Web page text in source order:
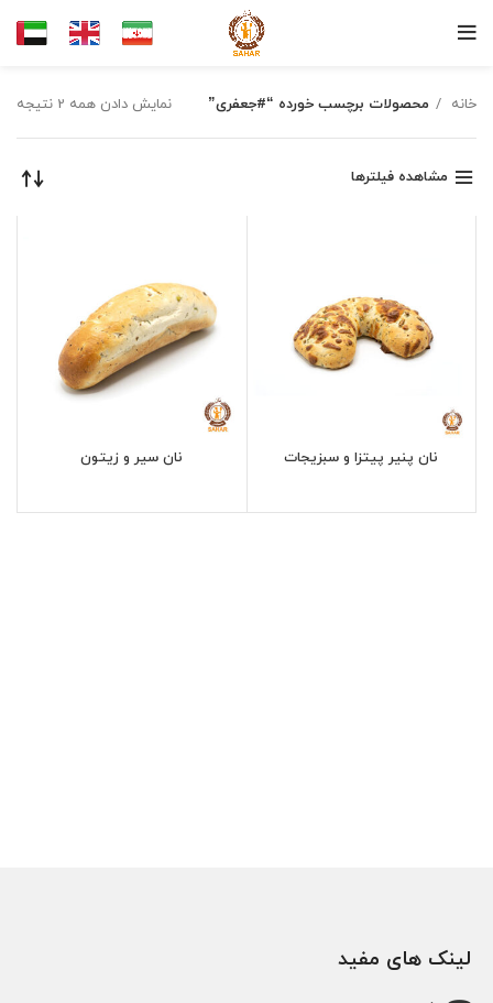
خانه محصولات برچسب خورده “#جعفری” نمایش دادن همه 2 نتیجه
مشاهده فیلترها
نان پنیر پیتزا و سبزیجات نان سیر و زیتون
لینک های مفید